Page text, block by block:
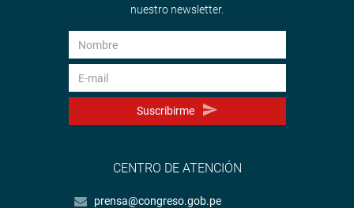
nuestro newsletter.
Suscribirme
CENTRO DE ATENCIÓN
prensa@congreso.gob.pe